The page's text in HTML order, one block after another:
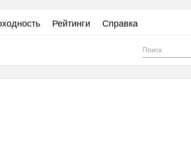
Рейтинги Справка
Форма
поиска